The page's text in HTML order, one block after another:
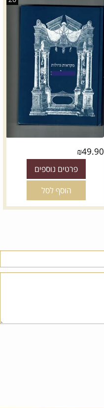
₪49.90
פרטים נוספים
הוסף לסל